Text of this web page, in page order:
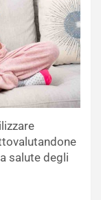
salute degli